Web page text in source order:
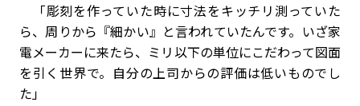
「彫刻を作っていた時に寸法をキッチリ測っていた
ら、周りから『細かい』と言われていたんです。いざ家
電メーカーに来たら、ミリ以下の単位にこだわって図面
を引く世界で。自分の上司からの評価は低いものでし
た」